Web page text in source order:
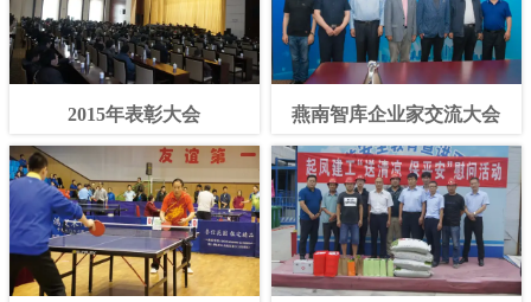
2015年表彰大会 燕南智库企业家交流大会